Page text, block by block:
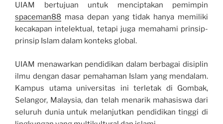
UIAM bertujuan untuk menciptakan pemimpin
spaceman88 masa depan yang tidak hanya memiliki
kecakapan intelektual, tetapi juga memahami prinsip-
prinsip Islam dalam konteks global.
UIAM menawarkan pendidikan dalam berbagai disiplin
ilmu dengan dasar pemahaman Islam yang mendalam.
Kampus utama universitas ini terletak di Gombak,
Selangor, Malaysia, dan telah menarik mahasiswa dari
seluruh dunia untuk melanjutkan pendidikan tinggi di